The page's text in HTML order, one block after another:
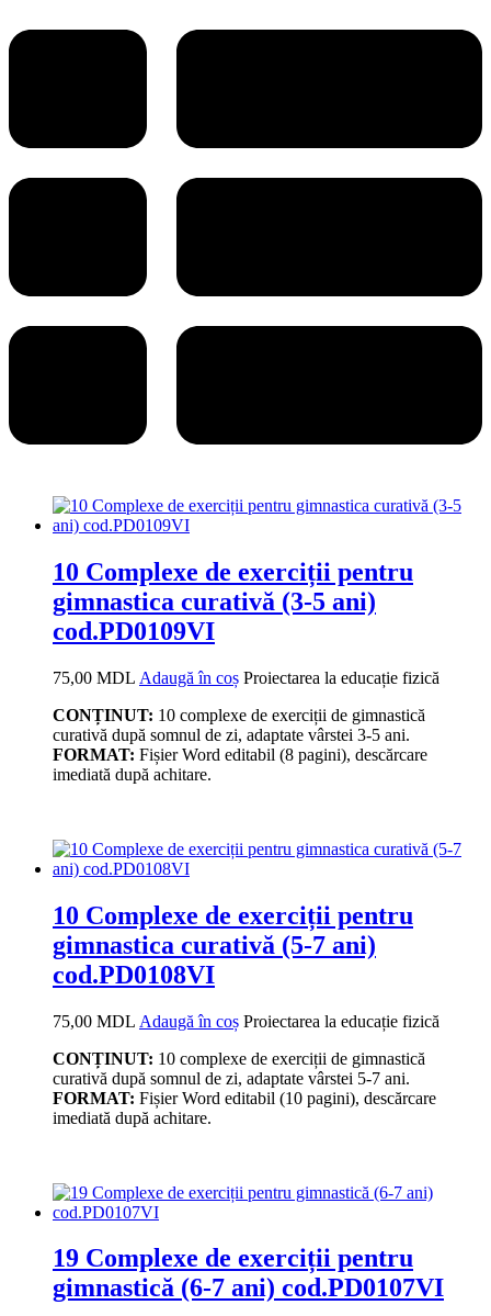
10 Complexe de exerciții pentru
gimnastica curativă (3-5 ani)
cod.PD0109VI
75,00 MDL Adaugă în coș Proiectarea la educație fizică
CONȚINUT: 10 complexe de exerciții de gimnastică
curativă după somnul de zi, adaptate vârstei 3-5 ani.
FORMAT: Fișier Word editabil (8 pagini), descărcare
imediată după achitare.
10 Complexe de exerciții pentru
gimnastica curativă (5-7 ani)
cod.PD0108VI
75,00 MDL Adaugă în coș Proiectarea la educație fizică
CONȚINUT: 10 complexe de exerciții de gimnastică
curativă după somnul de zi, adaptate vârstei 5-7 ani.
FORMAT: Fișier Word editabil (10 pagini), descărcare
imediată după achitare.
19 Complexe de exerciții pentru
gimnastică (6-7 ani) cod.PD0107VI